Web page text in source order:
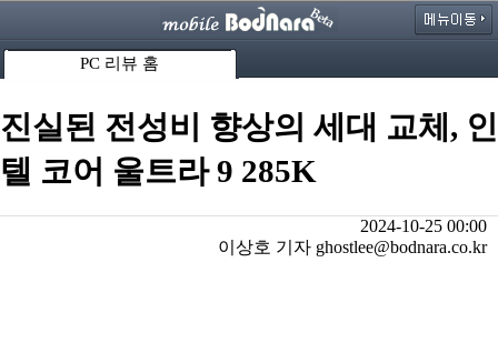
PC 리뷰 홈
진실된 전성비 향상의 세대 교체, 인
텔 코어 울트라 9 285K
2024-10-25 00:00
이상호 기자 ghostlee@bodnara.co.kr